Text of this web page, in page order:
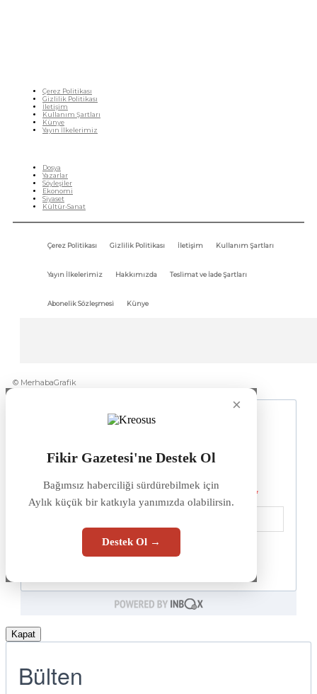
Çerez Politikası
Gizlilik Politikası
İletişim
Kullanım Şartları
Künye
Yayın İlkelerimiz
Dosya
Yazarlar
Söyleşiler
Ekonomi
Siyaset
Kültür-Sanat
Çerez Politikası Gizlilik Politikası İletişim Kullanım Şartları
Yayın İlkelerimiz Hakkımızda Teslimat ve İade Şartları
Abonelik Sözleşmesi Künye
© MerhabaGrafik
×
Fikir Gazetesi'ne Destek Ol
Bağımsız haberciliği sürdürebilmek için
Aylık küçük bir katkıyla yanımızda olabilirsin.
Destek Ol →
Kapat